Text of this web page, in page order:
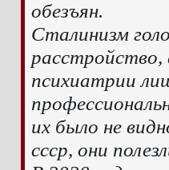
обезъян.
Сталинизм
расстройство,
психиатрии
их было не
ссср, они